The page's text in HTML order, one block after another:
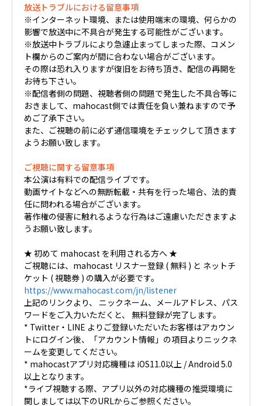
放送トラブルにおける留意事項
※インターネット環境、または使用端末の環境、何らかの
影響で放送中に不具合が発生する可能性がございます。
※放送中トラブルにより急遽止まってしまった際、コメン
ト欄からのご案内が間に合わない場合がございます。
その際は恐れ入りますが復旧をお待ち頂き、配信の再開を
お待ち下さい。
※配信者側の問題、視聴者側の問題で発生した不具合等に
おきまして、mahocast側では責任を負い兼ねますので予
めご了承下さい。
また、ご視聴の前に必ず通信環境をチェックして頂きます
ようお願い致します。
ご視聴に関する留意事項
本公演は有料での配信ライブです。
動画サイトなどへの無断転載・共有を行った場合、法的責
任に問われる場合がございます。
著作権の侵害に触れるような行為はご遠慮いただきますよ
うお願い致します。
★ 初めて mahocast を利用される方へ ★
ご視聴には、mahocast リスナー登録 ( 無料 ) と ネットチ
ケット ( 視聴券 ) の購入が必要です。
https://www.mahocast.com/jn/listener
上記のリンクより、 ニックネーム、メールアドレス、パス
ワードをご入力いただくと、 無料登録が完了します。
* Twitter・LINE よりご登録いただいたお客様はアカウン
トにログイン後、「アカウント情報」の項目よりニックネ
ームを変更してください。
* mahocastアプリ対応機種は iOS11.0以上 / Android 5.0
以上となります。
*ライブ視聴する際、アプリ以外の対応機種の推奨環境に
関しましては以下のURLからご参照ください。